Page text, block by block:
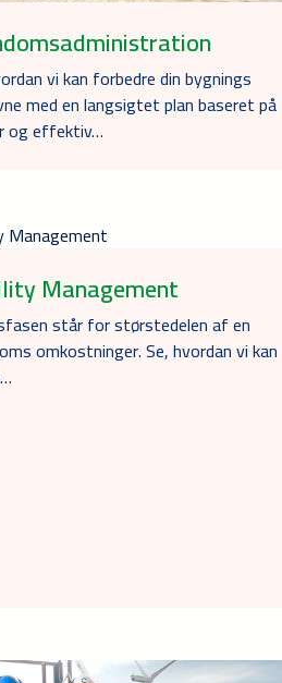
vi kan forbedre din bygnings
med en langsigtet plan baseret på
og effektiv…
Management
står for størstedelen af en
omkostninger. Se, hvordan vi kan